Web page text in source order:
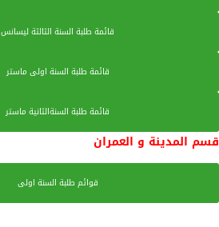
قائمة طلبة السنة الثالثة ليسانس
قائمة طلبة السنة اولى ماستر
قائمة طلبة السنةالثانية ماستر
قسم المدينة و العمران
قوائم طلبة السنة اولى